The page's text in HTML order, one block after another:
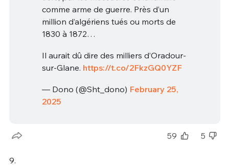
comme arme de guerre. Près d’un
million d’algériens tués ou morts de
1830 à 1872…
Il aurait dû dire des milliers d’Oradour-
sur-Glane. https://t.co/2FkzGQ0YZF
— Dono (@Sht_dono) February 25,
2025
59 5
9.